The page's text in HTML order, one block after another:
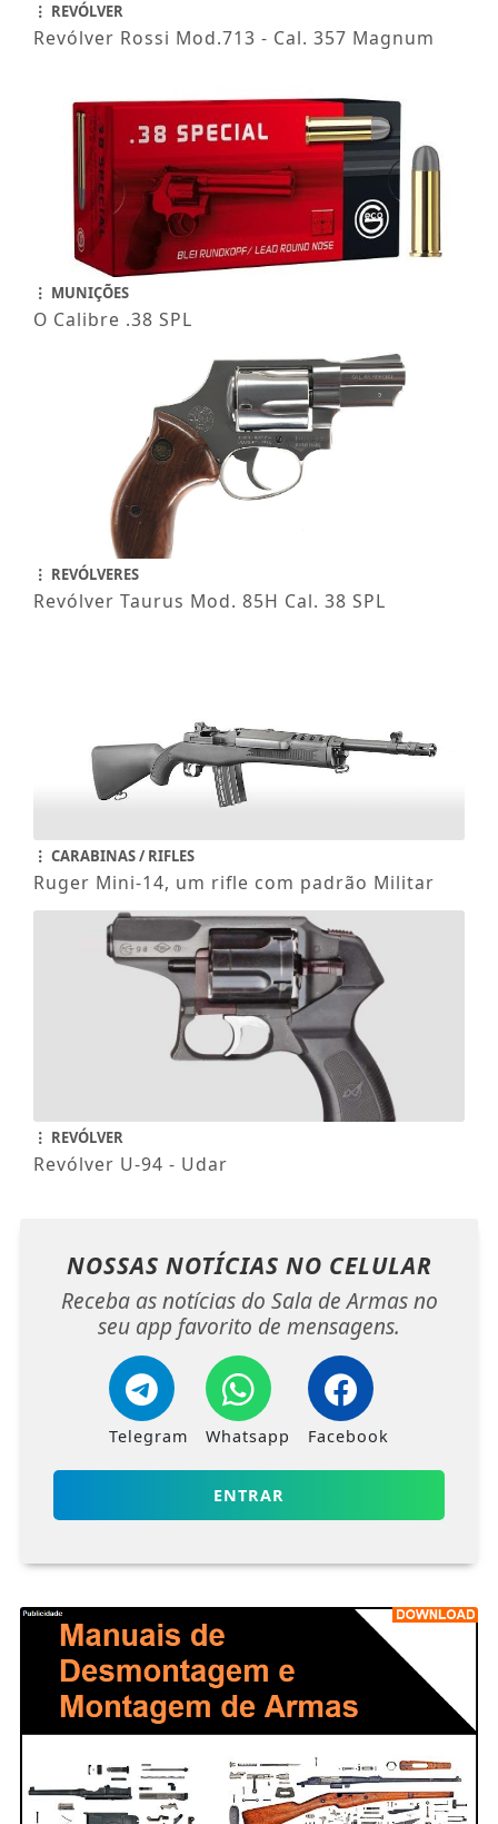
REVÓLVER
Revólver Rossi Mod.713 - Cal. 357 Magnum
MUNIÇÕES
O Calibre .38 SPL
REVÓLVERES
Revólver Taurus Mod. 85H Cal. 38 SPL
CARABINAS / RIFLES
Ruger Mini-14, um rifle com padrão Militar
REVÓLVER
Revólver U-94 - Udar
NOSSAS NOTÍCIAS NO CELULAR
Receba as notícias do Sala de Armas no
seu app favorito de mensagens.
Telegram Whatsapp Facebook
ENTRAR